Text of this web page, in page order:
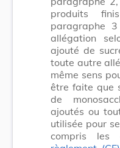
produits
paragraphe
allégation
ajouté de
toute autre
même sens
être faite que
de
ajoutés ou
utilisée pour
compris les